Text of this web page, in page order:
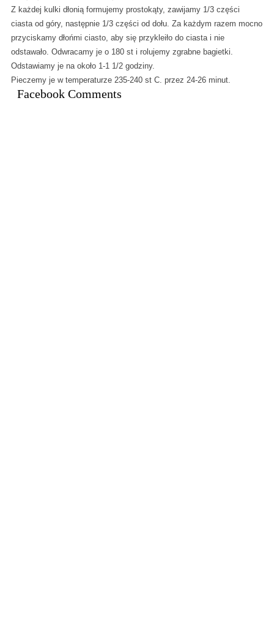
Z każdej kulki dłonią formujemy prostokąty, zawijamy 1/3 części
ciasta od góry, następnie 1/3 części od dołu. Za każdym razem mocno
przyciskamy dłońmi ciasto, aby się przykleiło do ciasta i nie
odstawało. Odwracamy je o 180 st i rolujemy zgrabne bagietki.
Odstawiamy je na około 1-1 1/2 godziny.
Pieczemy je w temperaturze 235-240 st C. przez 24-26 minut.
Facebook Comments